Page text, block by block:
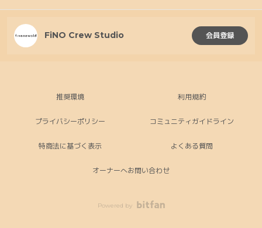
FiNO Crew Studio 会員登録
推奨環境 利用規約
プライバシーポリシー コミュニティガイドライン
特商法に基づく表示 よくある質問
オーナーへお問い合わせ
Powered by